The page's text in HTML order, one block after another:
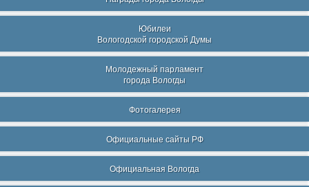
Юбилеи
Вологодской городской Думы
Молодежный парламент
города Вологды
Фотогалерея
Официальные сайты РФ
Официальная Вологда